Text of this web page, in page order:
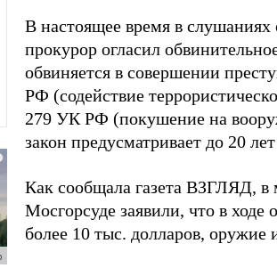
В настоящее время в
прокурор огласил
обвиняется в совершении
РФ (содействие
279 УК РФ (покушение на
закон предусматривает до 20
Как сообщала газета ВЗГЛЯД,
Мосгорсуде заявили, что в ходе
более 10 тыс. долларов, оружие